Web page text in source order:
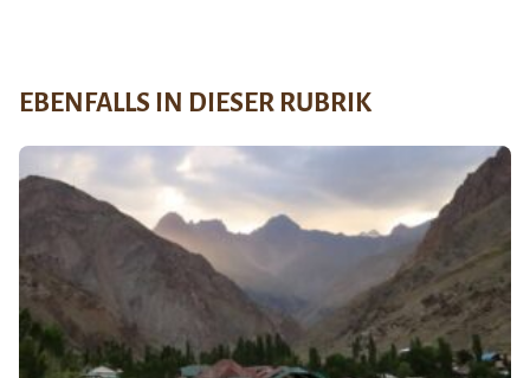
EBENFALLS IN DIESER RUBRIK